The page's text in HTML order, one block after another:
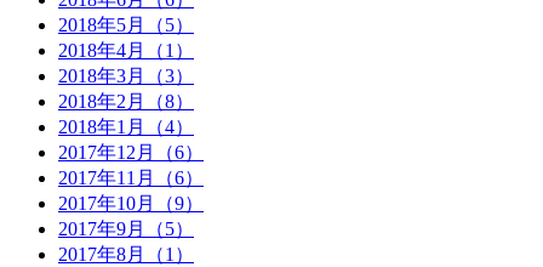
2018年5月（5）
2018年4月（1）
2018年3月（3）
2018年2月（8）
2018年1月（4）
2017年12月（6）
2017年11月（6）
2017年10月（9）
2017年9月（5）
2017年8月（1）